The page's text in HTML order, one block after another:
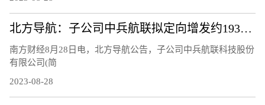
北方导航：子公司中兵航联拟定向增发约1933.28万元用于补充流动资金
南方财经8月28日电，北方导航公告，子公司中兵航联科技股份
有限公司(简
2023-08-28